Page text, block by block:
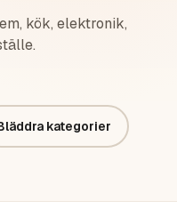
kök, elektronik,
kategorier